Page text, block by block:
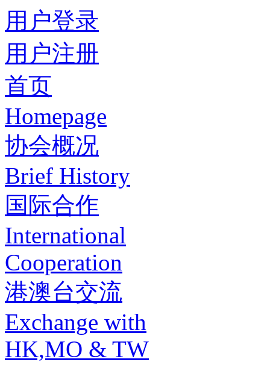
用户登录
用户注册
首页
Homepage
协会概况
Brief History
国际合作
International
Cooperation
港澳台交流
Exchange with
HK,MO & TW